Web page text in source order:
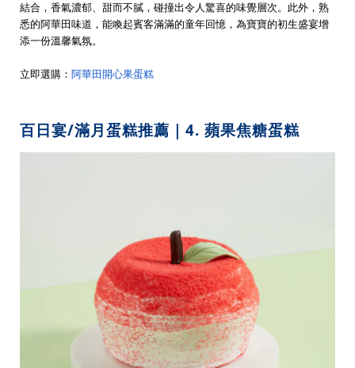
結合，香氣濃郁、甜而不膩，碰撞出令人驚喜的味覺層次。此外，熟
悉的阿華田味道，能喚起賓客滿滿的童年回憶，為寶寶的初生盛宴增
添一份溫馨氣氛。
立即選購： 阿華田開心果蛋糕
百日宴/滿月蛋糕推薦｜4. 蘋果焦糖蛋糕